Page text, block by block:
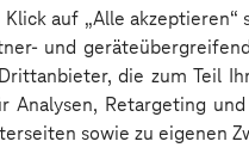
auf „Alle
und
die zum Teil
Analysen, Retargeting
sowie zu eigenen